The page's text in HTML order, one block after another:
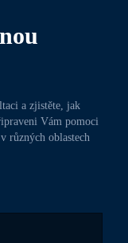
a zjistěte, jak
Vám pomoci
různých oblastech